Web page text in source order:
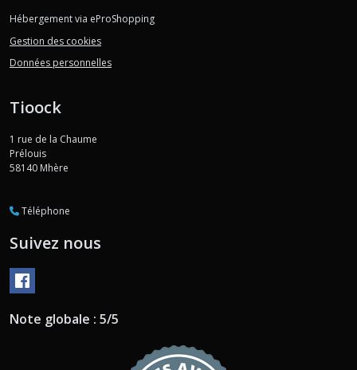
Hébergement via eProShopping
Gestion des cookies
Données personnelles
Tioock
1 rue de la Chaume
Prélouis
58140 Mhère
Téléphone
Suivez nous
Note globale : 5/5